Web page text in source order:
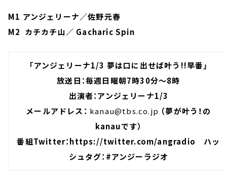
M1 アンジェリーナ／佐野元春
M2 カチカチ山／ Gacharic Spin
「アンジェリーナ1/3 夢は口に出せば叶う!!早番」
放送日：毎週日曜朝7時30分～8時
出演者：アンジェリーナ1/3
メールアドレス： kanau@tbs.co.jp （夢が叶う！の
kanauです）
番組Twitter：https://twitter.com/angradio ハッ
シュタグ：#アンジーラジオ